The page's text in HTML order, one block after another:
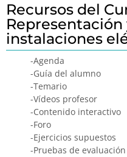
Recursos del
instalaciones
-Agenda
-Guía del alumno
-Temario
-Vídeos profesor
-Contenido interactivo
-Foro
-Ejercicios supuestos
-Pruebas de evaluación